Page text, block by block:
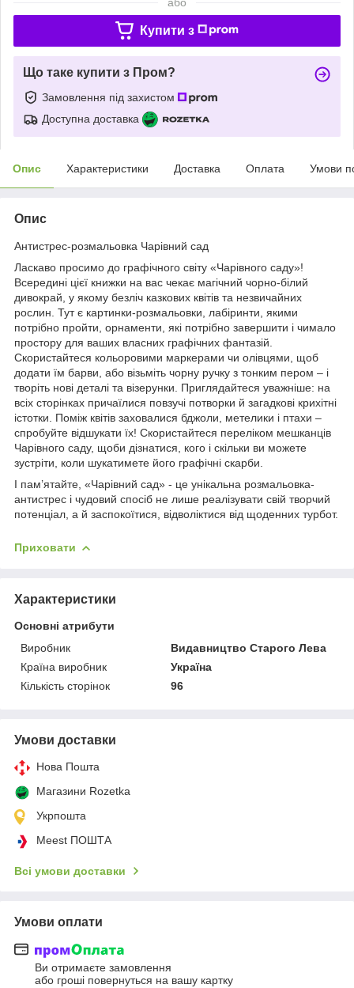
Купити з
Що таке купити з Пром?
Замовлення під захистом
Доступна доставка
Опис Характеристики Доставка Оплата Умови
Опис
Антистрес-розмальовка Чарівний сад
Ласкаво просимо до графічного світу «Чарівного саду»!
Всередині цієї книжки на вас чекає магічний чорно-білий
дивокрай, у якому безліч казкових квітів та незвичайних
рослин. Тут є картинки-розмальовки, лабіринти, якими
потрібно пройти, орнаменти, які потрібно завершити і чимало
простору для ваших власних графічних фантазій.
Скористайтеся кольоровими маркерами чи олівцями, щоб
додати їм барви, або візьміть чорну ручку з тонким пером – і
творіть нові деталі та візерунки. Приглядайтеся уважніше: на
всіх сторінках причаїлися повзучі потворки й загадкові крихітні
істотки. Поміж квітів заховалися бджоли, метелики і птахи –
спробуйте відшукати їх! Скористайтеся переліком мешканців
Чарівного саду, щоби дізнатися, кого і скільки ви можете
зустріти, коли шукатимете його графічні скарби.
І пам’ятайте, «Чарівний сад» - це унікальна розмальовка-
антистрес і чудовий спосіб не лише реалізувати свій творчий
потенціал, а й заспокоїтися, відволіктися від щоденних турбот.
Приховати
Характеристики
Основні атрибути
Виробник
Видавництво Старого Лева
Країна виробник
Україна
Кількість сторінок
96
Умови доставки
Нова Пошта
Магазини Rozetka
Укрпошта
Meest ПОШТА
Всі умови доставки
Умови оплати
Ви отримаєте замовлення
або гроші повернуться на вашу картку